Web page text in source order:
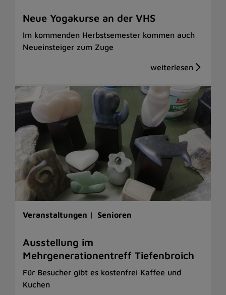
Neue Yogakurse an der VHS
Im kommenden Herbstsemester kommen auch
Neueinsteiger zum Zuge
Veranstaltungen | Senioren
Ausstellung im
Mehrgenerationentreff Tiefenbroich
Für Besucher gibt es kostenfrei Kaffee und
Kuchen